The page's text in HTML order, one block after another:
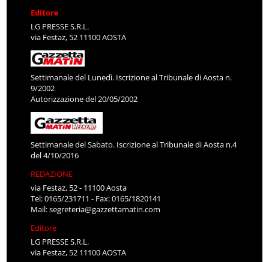
Editore
LG PRESSE S.R.L.
via Festaz, 52 11100 AOSTA
Settimanale del Lunedì. Iscrizione al Tribunale di Aosta n.
9/2002
Autorizzazione del 20/05/2002
Settimanale del Sabato. Iscrizione al Tribunale di Aosta n.4
del 4/10/2016
REDAZIONE
via Festaz, 52 - 11100 Aosta
Tel: 0165/231711 - Fax: 0165/1820141
Mail:segreteria@gazzettamatin.com
Editore
LG PRESSE S.R.L.
via Festaz, 52 11100 AOSTA